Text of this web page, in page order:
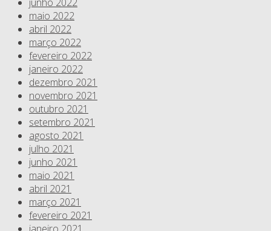
maio 2022
abril 2022
março 2022
fevereiro 2022
janeiro 2022
dezembro 2021
novembro 2021
outubro 2021
setembro 2021
agosto 2021
julho 2021
junho 2021
maio 2021
abril 2021
março 2021
fevereiro 2021